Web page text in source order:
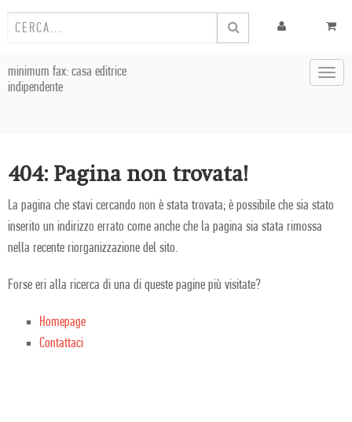
minimum fax: casa editrice
indipendente
404: Pagina non trovata!
La pagina che stavi cercando non è stata trovata; è possibile che sia stato
inserito un indirizzo errato come anche che la pagina sia stata rimossa
nella recente riorganizzazione del sito.
Forse eri alla ricerca di una di queste pagine più visitate?
Homepage
Contattaci